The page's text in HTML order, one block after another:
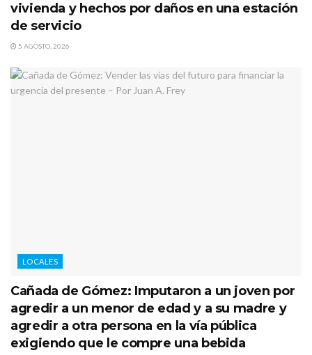
vivienda y hechos por daños en una estación
de servicio
5 AGOSTO, 2026
LOCALES
Cañada de Gómez: Imputaron a un joven por
agredir a un menor de edad y a su madre y
agredir a otra persona en la vía pública
exigiendo que le compre una bebida